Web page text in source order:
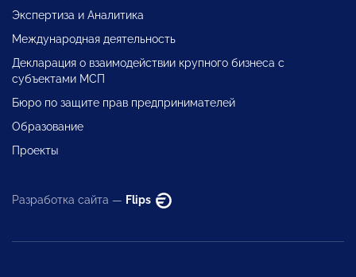
Экспертиза и Аналитика
Международная деятельность
Декларация о взаимодействии крупного бизнеса с
субъектами МСП
Бюро по защите прав предпринимателей
Образование
Проекты
Разработка сайта — Flips